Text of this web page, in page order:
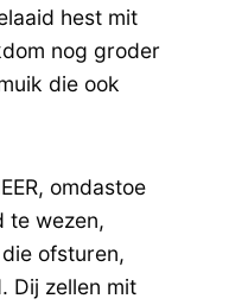
hest mit
nog groder
die ook
omdastoe
te wezen,
ofsturen,
Dij zellen mit